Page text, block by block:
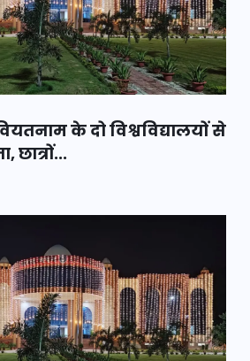
के दो विश्वविद्यालयों से
छात्रों...